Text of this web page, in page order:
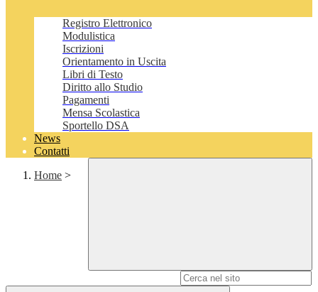
Registro Elettronico
Modulistica
Iscrizioni
Orientamento in Uscita
Libri di Testo
Diritto allo Studio
Pagamenti
Mensa Scolastica
Sportello DSA
News
Contatti
Home >